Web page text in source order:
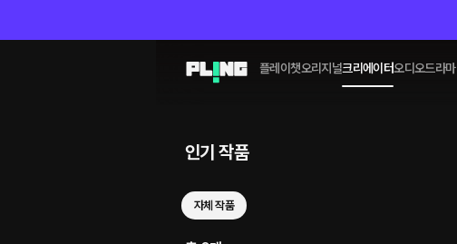
플레이챗오리지널크리에이터오디오드라마
인기 작품
자체 작품